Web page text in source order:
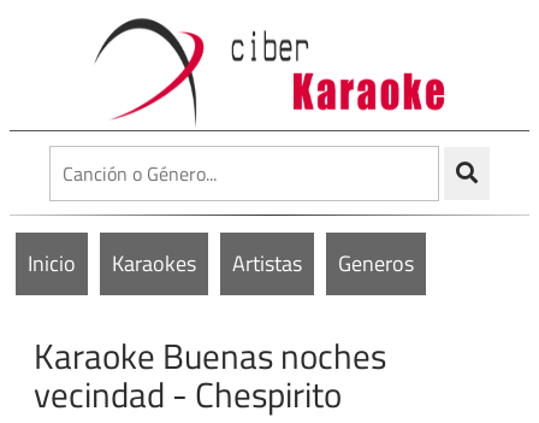
Inicio Karaokes Artistas Generos
Karaoke Buenas noches
vecindad - Chespirito